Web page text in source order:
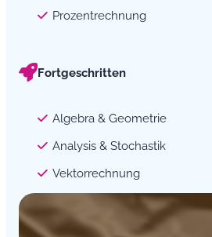
Prozentrechnung
Fortgeschritten
Algebra & Geometrie
Analysis & Stochastik
Vektorrechnung